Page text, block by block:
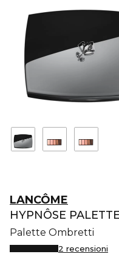
LANCÔME
HYPNÔSE PALETTE
Palette Ombretti
2 recensioni